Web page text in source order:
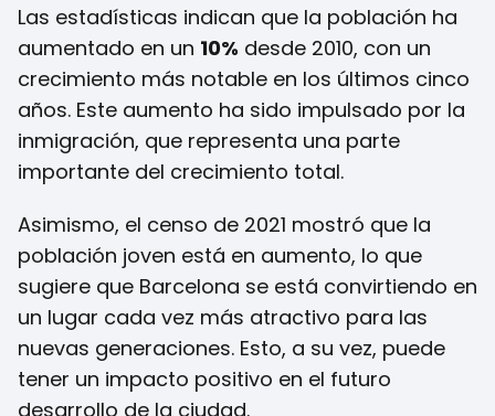
Las estadísticas indican que la población ha
aumentado en un 10% desde 2010, con un
crecimiento más notable en los últimos cinco
años. Este aumento ha sido impulsado por la
inmigración, que representa una parte
importante del crecimiento total.
Asimismo, el censo de 2021 mostró que la
población joven está en aumento, lo que
sugiere que Barcelona se está convirtiendo en
un lugar cada vez más atractivo para las
nuevas generaciones. Esto, a su vez, puede
tener un impacto positivo en el futuro
desarrollo de la ciudad.